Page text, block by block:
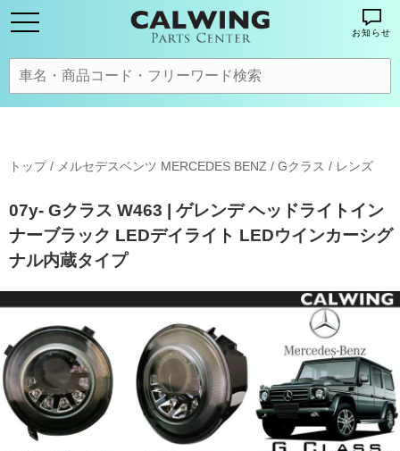
お知らせ
トップ/ メルセデスベンツ MERCEDES BENZ / Gクラス / レンズ
07y- Gクラス W463 | ゲレンデ ヘッドライトイン
ナーブラック LEDデイライト LEDウインカーシグ
ナル内蔵タイプ